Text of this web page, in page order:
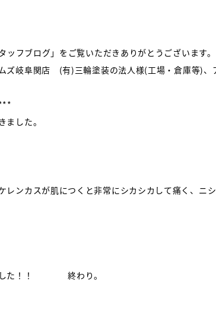
フブログ」をご覧いただきありがとうございます。
岐阜関店 (有)三輪塗装の法人様(工場・倉庫等)、
した。
ンカスが肌につくと非常にシカシカして痛く、ニ
でした！！ 終わり。